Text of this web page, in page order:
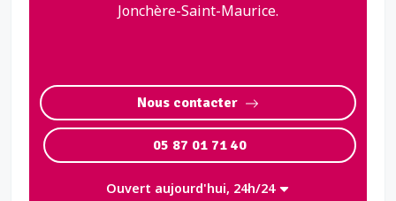
Jonchère-Saint-Maurice.
Nous contacter
05 87 01 71 40
Ouvert aujourd'hui, 24h/24